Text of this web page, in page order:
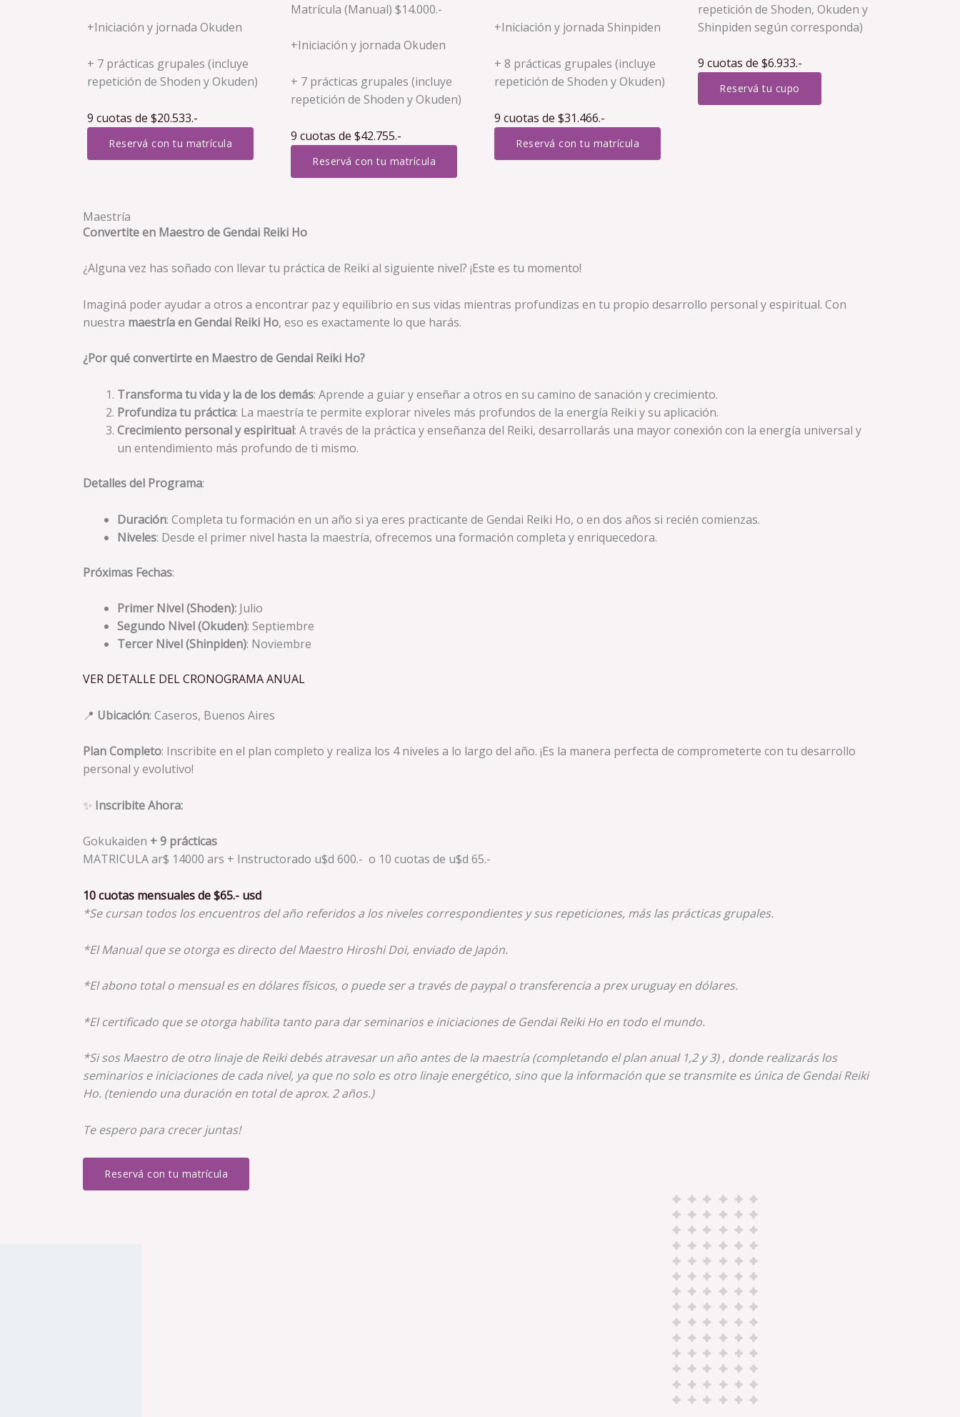
+Iniciación y jornada Okuden
+ 7 prácticas grupales (incluye
repetición de Shoden y Okuden)
9 cuotas de $20.533.-
Reservá con tu matrícula
Matrícula (Manual) $14.000.-
+Iniciación y jornada Okuden
+ 7 prácticas grupales (incluye
repetición de Shoden y Okuden)
9 cuotas de $42.755.-
Reservá con tu matrícula
+Iniciación y jornada Shinpiden
+ 8 prácticas grupales (incluye
repetición de Shoden y Okuden)
9 cuotas de $31.466.-
Reservá con tu matrícula
repetición de Shoden, Okuden y
Shinpiden según corresponda)
9 cuotas de $6.933.-
Reservá tu cupo
Maestría
Convertite en Maestro de Gendai Reiki Ho
¿Alguna vez has soñado con llevar tu práctica de Reiki al siguiente nivel? ¡Este es tu momento!
Imaginá poder ayudar a otros a encontrar paz y equilibrio en sus vidas mientras profundizas en tu propio desarrollo personal y espiritual. Con
nuestra maestría en Gendai Reiki Ho, eso es exactamente lo que harás.
¿Por qué convertirte en Maestro de Gendai Reiki Ho?
Transforma tu vida y la de los demás: Aprende a guiar y enseñar a otros en su camino de sanación y crecimiento.
Profundiza tu práctica: La maestría te permite explorar niveles más profundos de la energía Reiki y su aplicación.
Crecimiento personal y espiritual: A través de la práctica y enseñanza del Reiki, desarrollarás una mayor conexión con la energía universal y
un entendimiento más profundo de ti mismo.
Detalles del Programa:
Duración: Completa tu formación en un año si ya eres practicante de Gendai Reiki Ho, o en dos años si recién comienzas.
Niveles: Desde el primer nivel hasta la maestría, ofrecemos una formación completa y enriquecedora.
Próximas Fechas:
Primer Nivel (Shoden): Julio
Segundo Nivel (Okuden): Septiembre
Tercer Nivel (Shinpiden): Noviembre
VER DETALLE DEL CRONOGRAMA ANUAL
📍 Ubicación: Caseros, Buenos Aires
Plan Completo: Inscribite en el plan completo y realiza los 4 niveles a lo largo del año. ¡Es la manera perfecta de comprometerte con tu desarrollo
personal y evolutivo!
✨ Inscribite Ahora:
Gokukaiden + 9 prácticas
MATRICULA ar$ 14000 ars + Instructorado u$d 600.- o 10 cuotas de u$d 65.-
10 cuotas mensuales de $65.- usd
*Se cursan todos los encuentros del año referidos a los niveles correspondientes y sus repeticiones, más las prácticas grupales.
*El Manual que se otorga es directo del Maestro Hiroshi Doi, enviado de Japón.
*El abono total o mensual es en dólares físicos, o puede ser a través de paypal o transferencia a prex uruguay en dólares.
*El certificado que se otorga habilita tanto para dar seminarios e iniciaciones de Gendai Reiki Ho en todo el mundo.
*Si sos Maestro de otro linaje de Reiki debés atravesar un año antes de la maestría (completando el plan anual 1,2 y 3) , donde realizarás los
seminarios e iniciaciones de cada nivel, ya que no solo es otro linaje energético, sino que la información que se transmite es única de Gendai Reiki
Ho. (teniendo una duración en total de aprox. 2 años.)
Te espero para crecer juntas!
Reservá con tu matrícula